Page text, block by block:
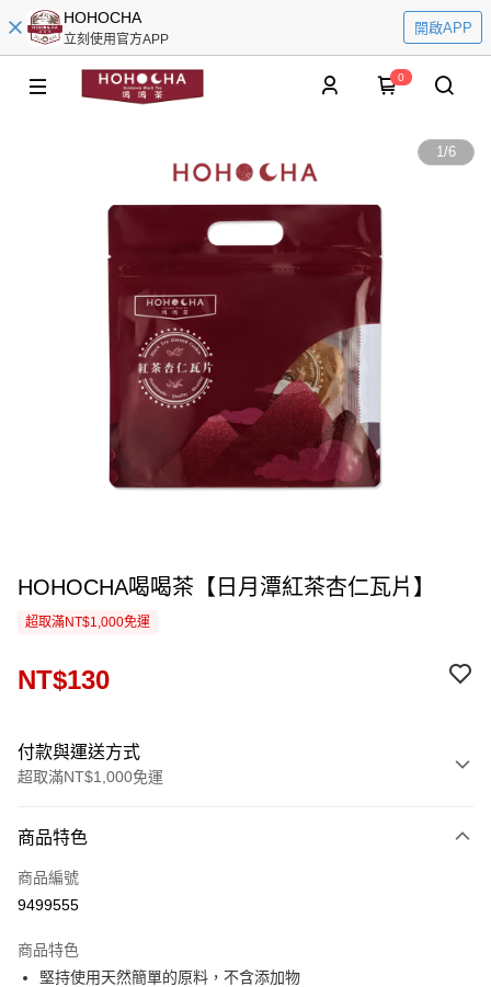
HOHOCHA
立刻使用官方APP
開啟APP
0
1/6
HOHOCHA喝喝茶【日月潭紅茶杏仁瓦片】
超取滿NT$1,000免運
NT$130
付款與運送方式
超取滿NT$1,000免運
信用卡一次付款
超商取貨付款
Apple Pay
商品特色
商品編號
9499555
商品特色
堅持使用天然簡單的原料，不含添加物